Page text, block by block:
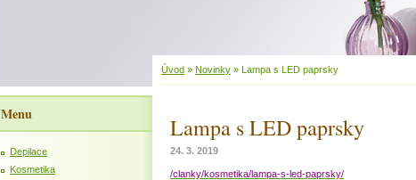
Úvod » Novinky » Lampa s LED paprsky
Lampa s LED paprsky
24. 3. 2019
/clanky/kosmetika/lampa-s-led-paprsky/
Menu
Depilace
Kosmetika